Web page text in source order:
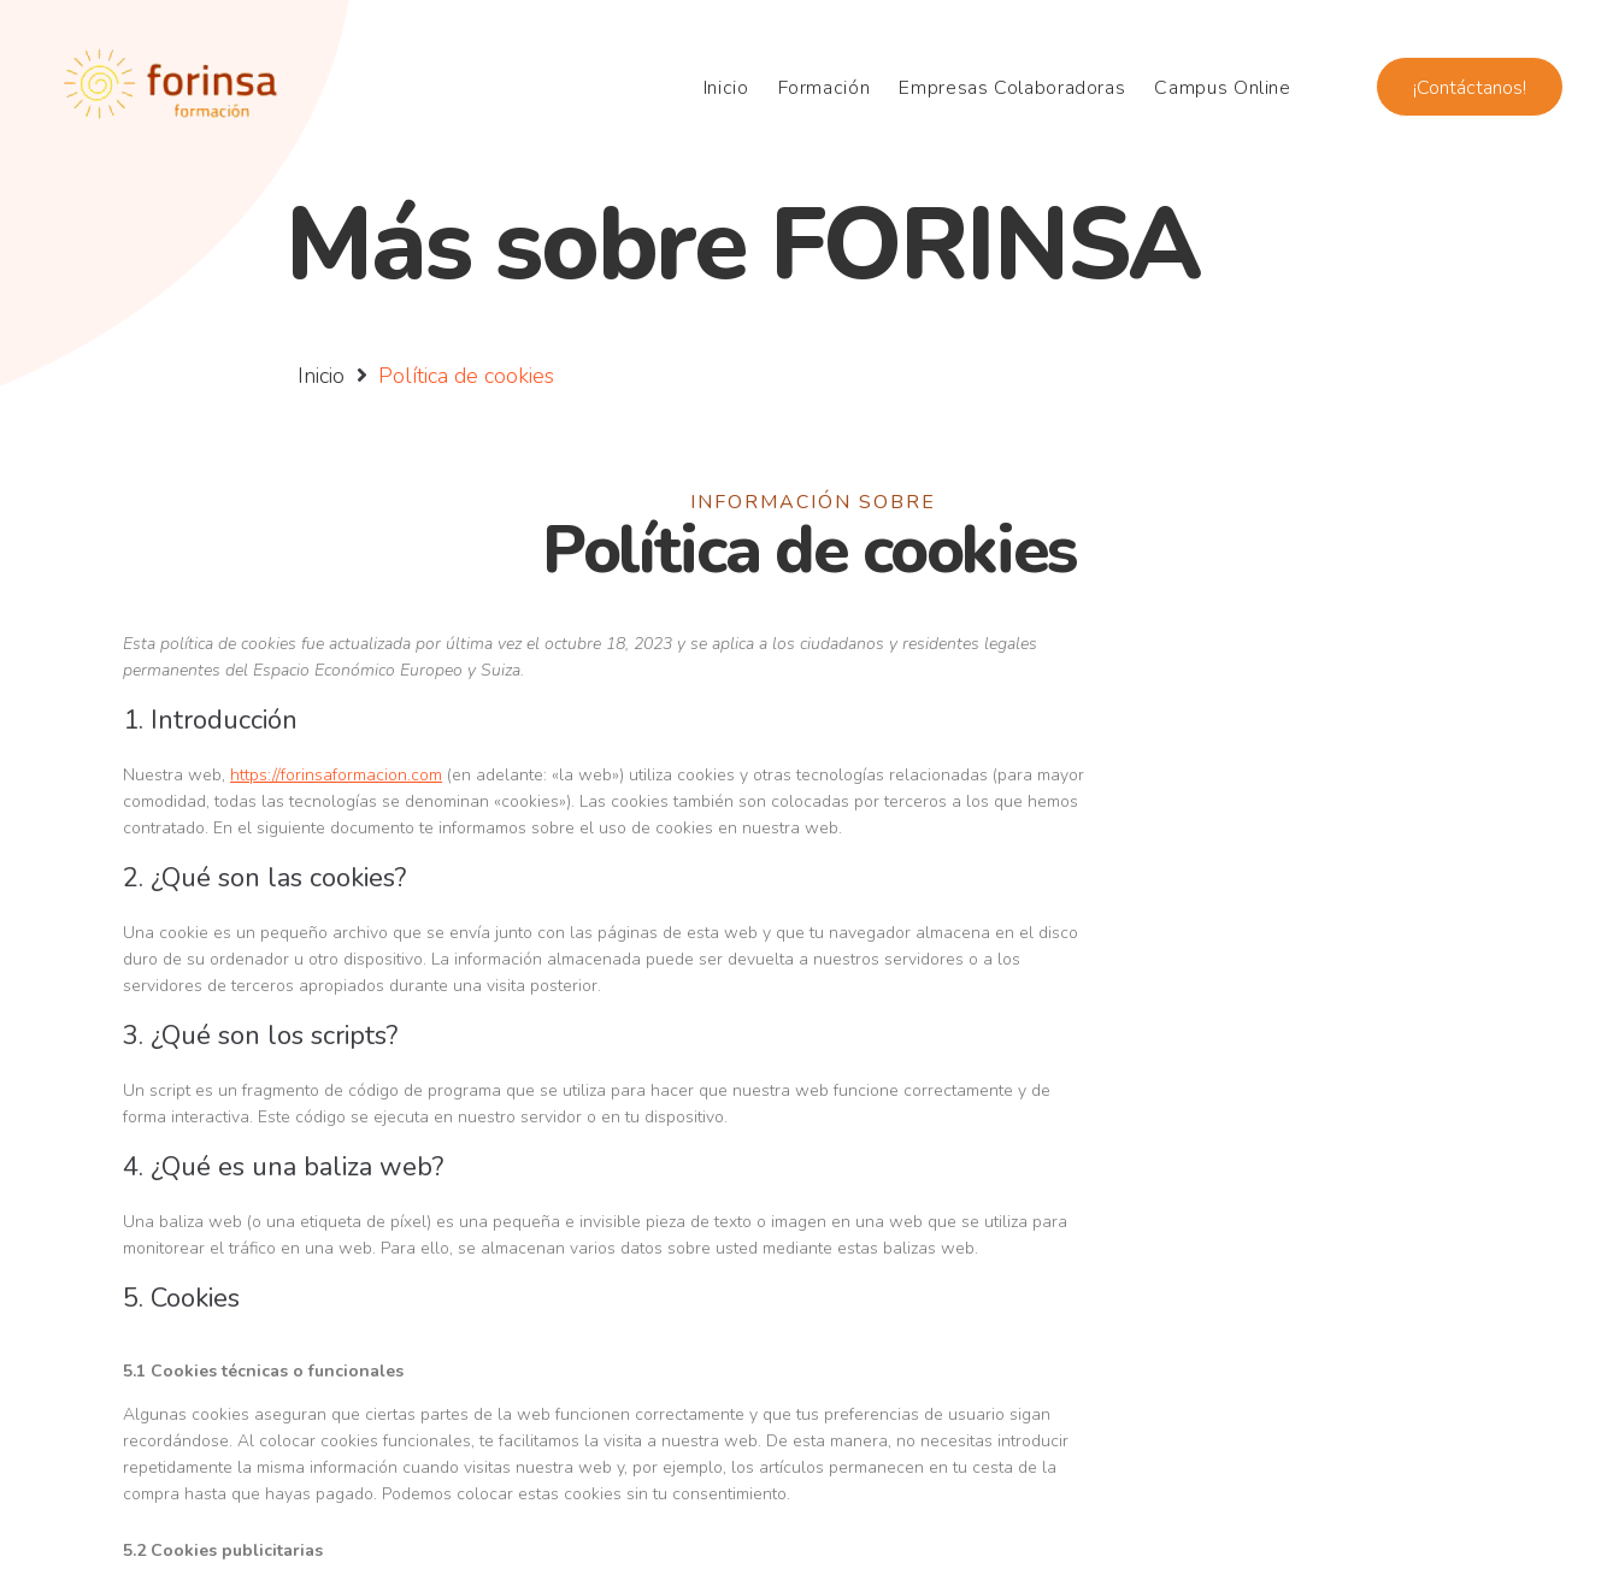
Inicio Formación Empresas Colaboradoras Campus Online ¡Contáctanos!
Más sobre FORINSA
Inicio Política de cookies
INFORMACIÓN SOBRE
Política de cookies
Esta política de cookies fue actualizada por última vez el octubre 18, 2023 y se aplica a los ciudadanos y residentes legales
permanentes del Espacio Económico Europeo y Suiza.
1. Introducción
Nuestra web, https://forinsaformacion.com (en adelante: «la web») utiliza cookies y otras tecnologías relacionadas (para mayor
comodidad, todas las tecnologías se denominan «cookies»). Las cookies también son colocadas por terceros a los que hemos
contratado. En el siguiente documento te informamos sobre el uso de cookies en nuestra web.
2. ¿Qué son las cookies?
Una cookie es un pequeño archivo que se envía junto con las páginas de esta web y que tu navegador almacena en el disco
duro de su ordenador u otro dispositivo. La información almacenada puede ser devuelta a nuestros servidores o a los
servidores de terceros apropiados durante una visita posterior.
3. ¿Qué son los scripts?
Un script es un fragmento de código de programa que se utiliza para hacer que nuestra web funcione correctamente y de
forma interactiva. Este código se ejecuta en nuestro servidor o en tu dispositivo.
4. ¿Qué es una baliza web?
Una baliza web (o una etiqueta de píxel) es una pequeña e invisible pieza de texto o imagen en una web que se utiliza para
monitorear el tráfico en una web. Para ello, se almacenan varios datos sobre usted mediante estas balizas web.
5. Cookies
5.1 Cookies técnicas o funcionales
Algunas cookies aseguran que ciertas partes de la web funcionen correctamente y que tus preferencias de usuario sigan
recordándose. Al colocar cookies funcionales, te facilitamos la visita a nuestra web. De esta manera, no necesitas introducir
repetidamente la misma información cuando visitas nuestra web y, por ejemplo, los artículos permanecen en tu cesta de la
compra hasta que hayas pagado. Podemos colocar estas cookies sin tu consentimiento.
5.2 Cookies publicitarias